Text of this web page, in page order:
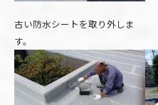
古い防水シートを取り外しま
す。